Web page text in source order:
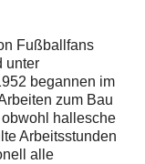
Fußballfans
unter
begannen im
zum Bau
hallesche
Arbeitsstunden
alle